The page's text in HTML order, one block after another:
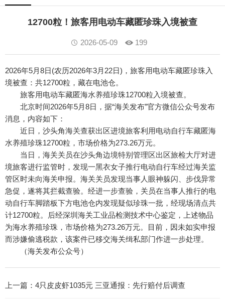
12700粒！旅客用电动车藏匿珍珠入境被查
2026-05-09 199
2026年5月8日(农历2026年3月22日)，旅客用电动车藏匿珍珠入
境被查：共12700粒，藏在电池仓。
旅客用电动车藏匿海水养殖珍珠12700粒入境被查。
北京时间2026年5月8日，据“海关发布”官方微信公众号发布
消息，内容如下：
近日，沙头角海关查获出区进境旅客利用电动自行车藏匿海
水养殖珍珠12700粒，市场价格为273.26万元。
当日，海关关员在沙头角边境特别管理区出区旅检大厅对进
境旅客进行监管时，发现一黑衣女子推行电动自行车经过海关监
管区时未向海关申报。海关关员发现当事人眼神躲闪、步伐异常
急促，遂将其拦截查验。经进一步查验，关员在当事人推行的电
动自行车脚踏板下方电池仓内发现疑似珍珠一批，经现场清点共
计12700粒。后经深圳海关工业品检测技术中心鉴定，上述物品
为海水养殖珍珠，市场价格为273.26万元。目前，因未如实申报
而涉嫌偷逃税款，该案件已移交海关缉私部门作进一步处理。
（海关发布公众号）
上一篇： 4只皮皮虾1035元 三亚通报：先行赔付后调查